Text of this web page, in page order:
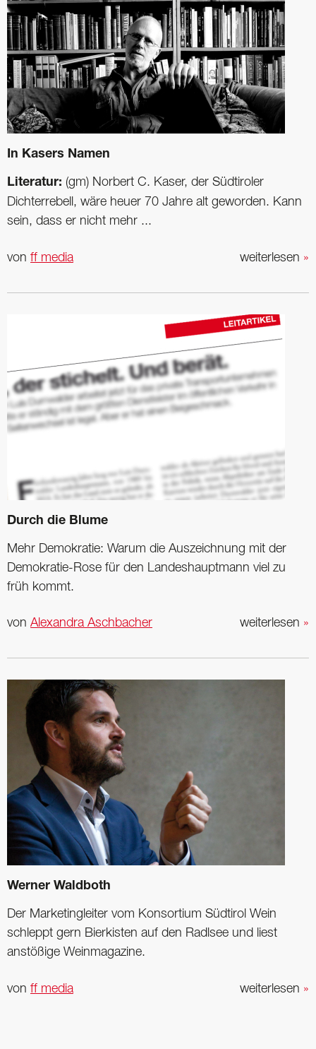
In Kasers Namen
Literatur: (gm) Norbert C. Kaser, der Südtiroler
Dichterrebell, wäre heuer 70 Jahre alt geworden. Kann
sein, dass er nicht mehr ...
weiterlesen »
von ff media
Durch die Blume
Mehr Demokratie: Warum die Auszeichnung mit der
Demokratie-Rose für den ­Landeshauptmann viel zu
früh kommt.
weiterlesen »
von Alexandra Aschbacher
Werner Waldboth
Der Marketingleiter vom Konsortium Südtirol Wein
schleppt gern Bierkisten auf den Radlsee und liest
anstößige Weinmagazine.
weiterlesen »
von ff media